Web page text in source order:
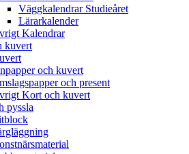
Väggkalendrar Studieåret
Lärarkalender
Kalendrar
kuvert
och kuvert
och present
Kort och kuvert
pyssla